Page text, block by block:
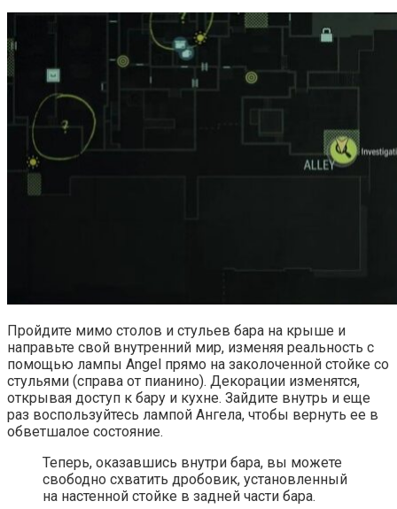
Пройдите мимо столов и стульев бара на крыше и
направьте свой внутренний мир, изменяя реальность с
помощью лампы Angel прямо на заколоченной стойке со
стульями (справа от пианино). Декорации изменятся,
открывая доступ к бару и кухне. Зайдите внутрь и еще
раз воспользуйтесь лампой Ангела, чтобы вернуть ее в
обветшалое состояние.
Теперь, оказавшись внутри бара, вы можете
свободно схватить дробовик, установленный
на настенной стойке в задней части бара.